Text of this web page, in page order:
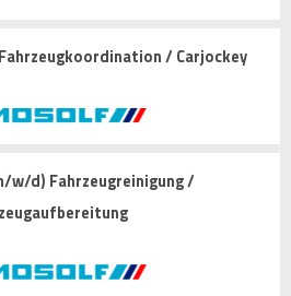
/ Carjockey
w/d) Fahrzeugreinigung /